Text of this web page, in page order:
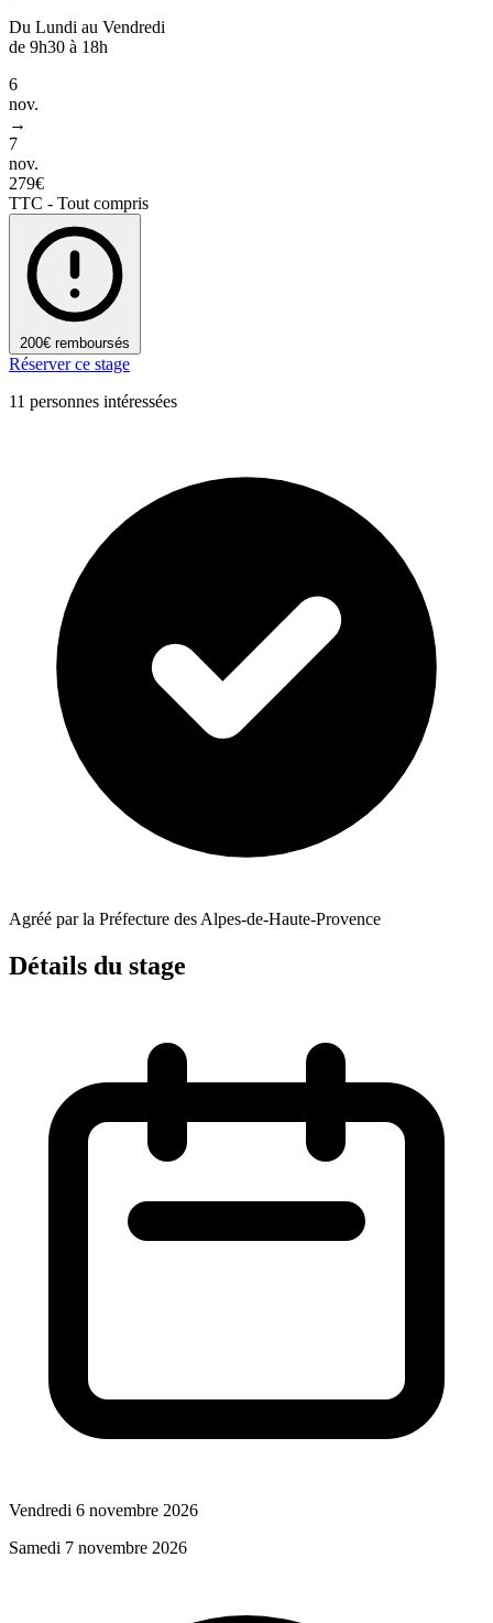
Du Lundi au Vendredi
de 9h30 à 18h
6
nov.
→
7
nov.
279€
TTC - Tout compris
200€ remboursés
Réserver ce stage
11 personnes intéressées
Agréé par la Préfecture des Alpes-de-Haute-Provence
Détails du stage
Vendredi 6 novembre 2026
Samedi 7 novembre 2026